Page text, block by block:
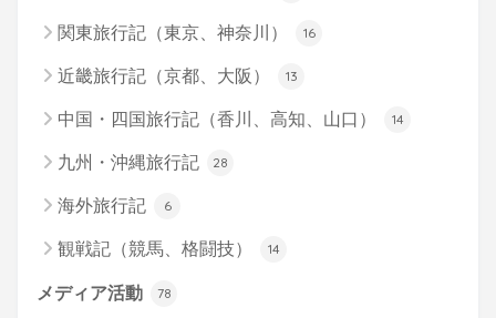
関東旅行記（東京、神奈川） 16
近畿旅行記（京都、大阪） 13
中国・四国旅行記（香川、高知、山口） 14
九州・沖縄旅行記 28
海外旅行記 6
観戦記（競馬、格闘技） 14
メディア活動 78